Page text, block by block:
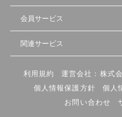
セミナー情報
セミナー動画
物件を探す
首都圏
北海道
先輩開業者の声
開業・経営に関する記事
編集ポリシー
業態別の開業方法
店舗運営
物件
内装・設備
食材・仕入れ
会員サービス
会員登録
ログイン
関連サービス
飲食店サクセスガイド（外部サ
利用規約 運営会社：株式
個人情報保護方針
個人
お問い合わせ